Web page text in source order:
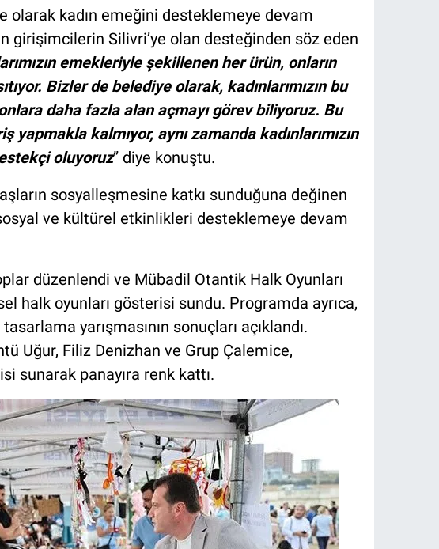
olarak kadın emeğini desteklemeye devam
girişimcilerin Silivri’ye olan desteğinden söz eden
emekleriyle şekillenen her ürün, onların
Bizler de belediye olarak, kadınlarımızın bu
daha fazla alan açmayı görev biliyoruz. Bu
yapmakla kalmıyor, aynı zamanda kadınlarımızın
oluyoruz” diye konuştu.
sosyalleşmesine katkı sunduğuna değinen
ve kültürel etkinlikleri desteklemeye devam
düzenlendi ve Mübadil Otantik Halk Oyunları
halk oyunları gösterisi sundu. Programda ayrıca,
yarışmasının sonuçları açıklandı.
Uğur, Filiz Denizhan ve Grup Çalemice,
sunarak panayıra renk kattı.